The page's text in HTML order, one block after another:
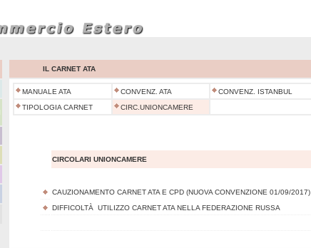
IL CARNET ATA
MANUALE ATA CONVENZ. ATA CONVENZ. ISTANBUL
TIPOLOGIA CARNET
CIRC.UNIONCAMERE
CIRCOLARI UNIONCAMERE
CAUZIONAMENTO CARNET ATA E CPD (NUOVA CONVENZIONE 01/09/2017)
DIFFICOLTÀ UTILIZZO CARNET ATA NELLA FEDERAZIONE RUSSA